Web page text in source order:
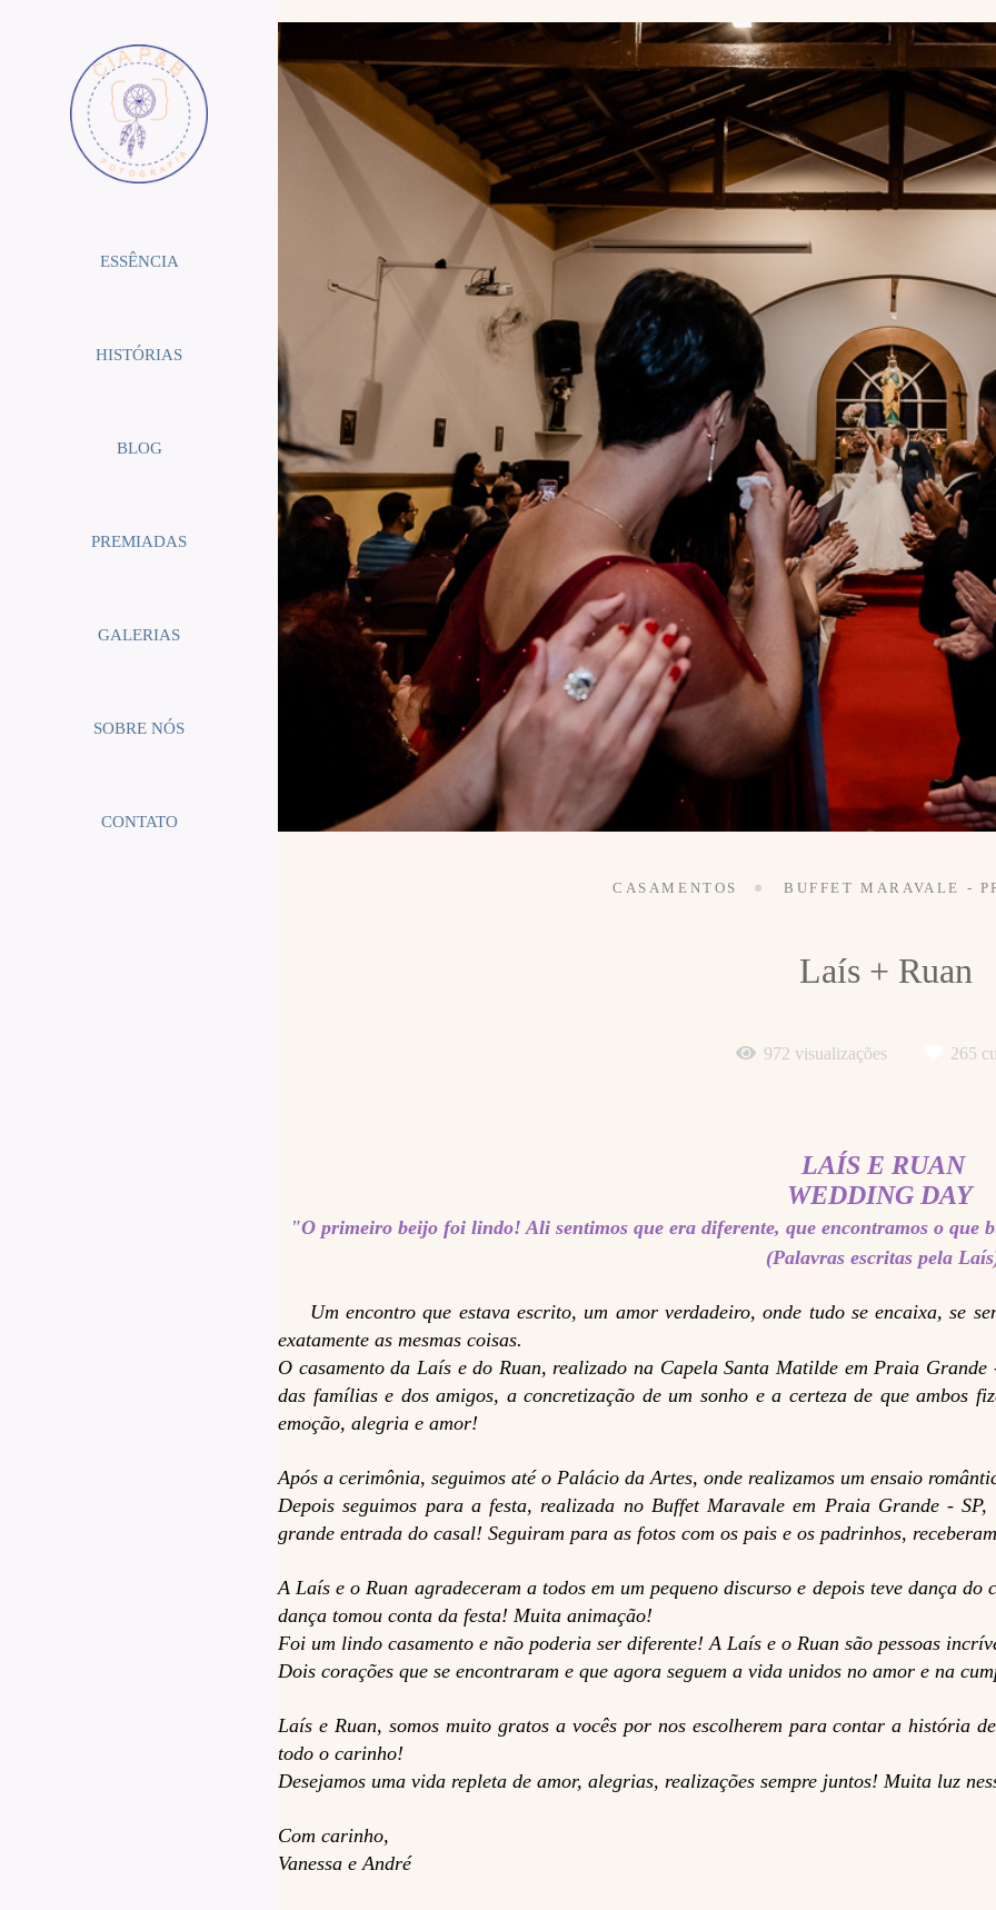
ESSÊNCIA
HISTÓRIAS
BLOG
PREMIADAS
GALERIAS
SOBRE NÓS
CONTATO
CASAMENTOS BUFFET MARAVALE -
Laís + Ruan
972 visualizações 265
LAÍS E RUAN
WEDDING DAY
"O primeiro beijo foi lindo! Ali sentimos que era diferente, que encontramos o que
(Palavras escritas pela
Um encontro que estava escrito, um amor verdadeiro, onde tudo se encaixa, se
exatamente as mesmas coisas.
O casamento da Laís e do Ruan, realizado na Capela Santa Matilde em Praia
das famílias e dos amigos, a concretização de um sonho e a certeza de que ambos
emoção, alegria e amor!
Após a cerimônia, seguimos até o Palácio da Artes, onde realizamos um ensaio
Depois seguimos para a festa, realizada no Buffet Maravale em Praia Grande -
grande entrada do casal! Seguiram para as fotos com os pais e os padrinhos,
A Laís e o Ruan agradeceram a todos em um pequeno discurso e depois teve dança
dança tomou conta da festa! Muita animação!
Foi um lindo casamento e não poderia ser diferente! A Laís e o Ruan são pessoas
Dois corações que se encontraram e que agora seguem a vida unidos no amor e na
Laís e Ruan, somos muito gratos a vocês por nos escolherem para contar a história
todo o carinho!
Desejamos uma vida repleta de amor, alegrias, realizações sempre juntos! Muita luz
Com carinho,
Vanessa e André